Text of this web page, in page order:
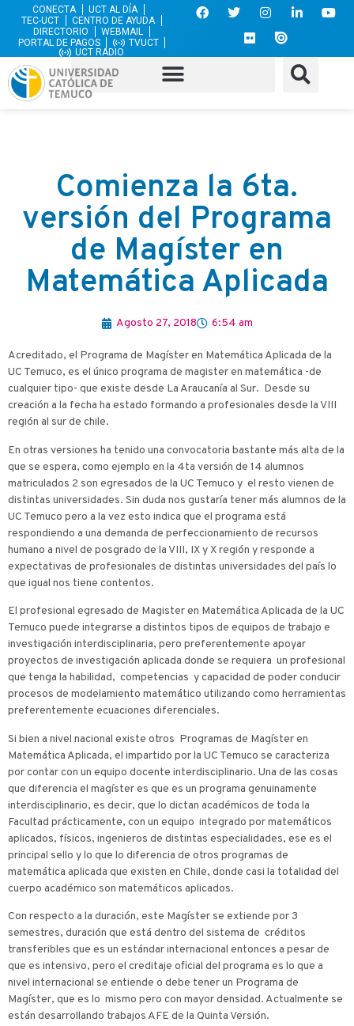
CONECTA
UCT AL DÍA
TEC-UCT
CENTRO DE AYUDA
DIRECTORIO
WEBMAIL
PORTAL DE PAGOS
TVUCT
UCT RADIO
Comienza la 6ta.
versión del Programa
de Magíster en
Matemática Aplicada
Agosto 27, 2018 6:54 am
Acreditado, el Programa de Magíster en Matemática Aplicada de la
UC Temuco, es el único programa de magister en matemática -de
cualquier tipo- que existe desde La Araucanía al Sur. Desde su
creación a la fecha ha estado formando a profesionales desde la VIII
región al sur de chile.
En otras versiones ha tenido una convocatoria bastante más alta de la
que se espera, como ejemplo en la 4ta versión de 14 alumnos
matriculados 2 son egresados de la UC Temuco y el resto vienen de
distintas universidades. Sin duda nos gustaría tener más alumnos de la
UC Temuco pero a la vez esto indica que el programa está
respondiendo a una demanda de perfeccionamiento de recursos
humano a nivel de posgrado de la VIII, IX y X región y responde a
expectativas de profesionales de distintas universidades del país lo
que igual nos tiene contentos.
El profesional egresado de Magister en Matemática Aplicada de la UC
Temuco puede integrarse a distintos tipos de equipos de trabajo e
investigación interdisciplinaria, pero preferentemente apoyar
proyectos de investigación aplicada donde se requiera un profesional
que tenga la habilidad, competencias y capacidad de poder conducir
procesos de modelamiento matemático utilizando como herramientas
preferentemente ecuaciones diferenciales.
Si bien a nivel nacional existe otros Programas de Magíster en
Matemática Aplicada, el impartido por la UC Temuco se caracteriza
por contar con un equipo docente interdisciplinario. Una de las cosas
que diferencia el magíster es que es un programa genuinamente
interdisciplinario, es decir, que lo dictan académicos de toda la
Facultad prácticamente, con un equipo integrado por matemáticos
aplicados, físicos, ingenieros de distintas especialidades, ese es el
principal sello y lo que lo diferencia de otros programas de
matemática aplicada que existen en Chile, donde casi la totalidad del
cuerpo académico son matemáticos aplicados.
Con respecto a la duración, este Magíster se extiende por 3
semestres, duración que está dentro del sistema de créditos
transferibles que es un estándar internacional entonces a pesar de
que es intensivo, pero el creditaje oficial del programa es lo que a
nivel internacional se entiende o debe tener un Programa de
Magíster, que es lo mismo pero con mayor densidad. Actualmente se
están desarrollando trabajos AFE de la Quinta Versión.